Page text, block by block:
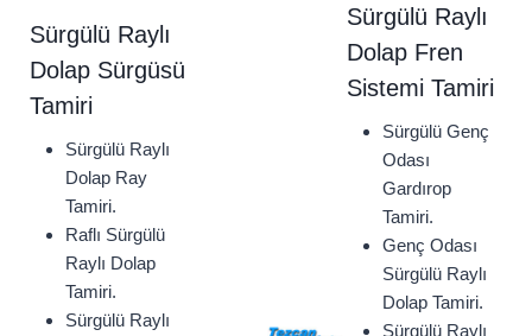
Sürgülü Raylı
Dolap Sürgüsü
Tamiri
Sürgülü Raylı
Dolap Ray
Tamiri.
Raflı Sürgülü
Raylı Dolap
Tamiri.
Sürgülü Raylı
Sürgülü Raylı
Dolap Fren
Sistemi Tamiri
Sürgülü Genç
Odası
Gardırop
Tamiri.
Genç Odası
Sürgülü Raylı
Dolap Tamiri.
Sürgülü Raylı